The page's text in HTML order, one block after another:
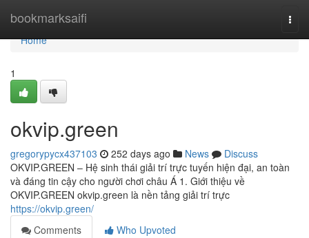
bookmarksaifi
Home
Home
1
okvip.green
gregorypycx437103 252 days ago News
Discuss
OKVIP.GREEN – Hệ sinh thái giải trí trực tuyến hiện đại, an toàn
và đáng tin cậy cho người chơi châu Á 1. Giới thiệu về
OKVIP.GREEN okvip.green là nền tảng giải trí trực
https://okvip.green/
Comments
Who Upvoted